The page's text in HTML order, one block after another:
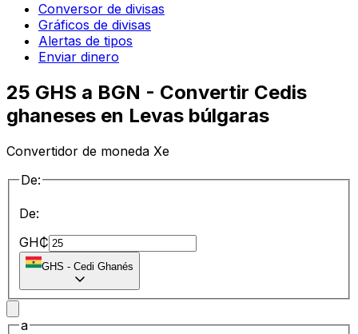
Conversor de divisas
Gráficos de divisas
Alertas de tipos
Enviar dinero
25 GHS a BGN - Convertir Cedis
ghaneses en Levas búlgaras
Convertidor de moneda Xe
De:
De:
GH₵
GHS - Cedi Ghanés
a